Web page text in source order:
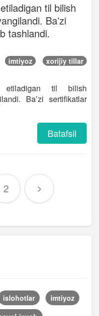
til bilish
Baʼzi
tashlandi.
imtiyoz xorijiy tillar
etiladigan til bilish
Baʼzi sertifikatlar
Batafsil
2
islohotlar
imtiyoz